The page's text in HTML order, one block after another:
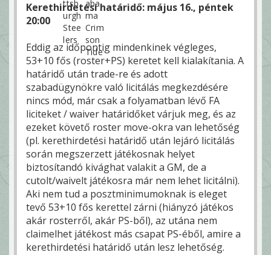
Kerethirdetési határidő: május 16., péntek
20:00
Eddig az időpontig mindenkinek végleges,
53+10 fős (roster+PS) keretet kell kialakítania. A
határidő után trade-re és adott
szabadügynökre való licitálás megkezdésére
nincs mód, már csak a folyamatban lévő FA
liciteket / waiver határidőket várjuk meg, és az
ezeket követő roster move-okra van lehetőség
(pl. kerethirdetési határidő után lejáró licitálás
során megszerzett játékosnak helyet
biztosítandó kivághat valakit a GM, de a
cutolt/waivelt játékosra már nem lehet licitálni).
Aki nem tud a posztminimumoknak is eleget
tevő 53+10 fős kerettel zárni (hiányzó játékos
akár rosterről, akár PS-ből), az utána nem
claimelhet játékost más csapat PS-éből, amire a
kerethirdetési határidő után lesz lehetőség.